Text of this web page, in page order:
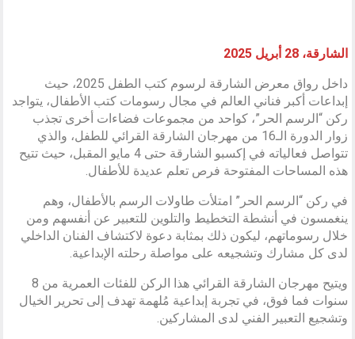
الشارقة، 28 أبريل 2025
داخل رواق معرض الشارقة لرسوم كتب الطفل 2025، حيث
إبداعات أكبر فناني العالم في مجال رسومات كتب الأطفال، يتواجد
ركن “الرسم الحر”، كواحد من مجموعات فضاءات أخرى تجذب
زوار الدورة الـ16 من مهرجان الشارقة القرائي للطفل، والذي
تتواصل فعالياته في إكسبو الشارقة حتى 4 مايو المقبل، حيث تتيح
هذه المساحات المفتوحة فرص تعلم عديدة للأطفال.
في ركن “الرسم الحر” امتلأت طاولات الرسم بالأطفال، وهم
ينغمسون في أنشطة التخطيط والتلوين للتعبير عن أنفسهم ومن
خلال رسوماتهم، ليكون ذلك بمثابة دعوة لاكتشاف الفنان الداخلي
لدى كل مشارك وتشجيعه على مواصلة رحلته الإبداعية.
ويتيح مهرجان الشارقة القرائي هذا الركن للفئات العمرية من 8
سنوات فما فوق، في تجربة إبداعية مُلهمة تهدف إلى تحرير الخيال
وتشجيع التعبير الفني لدى المشاركين.